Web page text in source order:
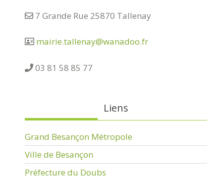
7 Grande Rue 25870 Tallenay
mairie.tallenay@wanadoo.fr
03 81 58 85 77
Liens
Grand Besançon Métropole
Ville de Besançon
Préfecture du Doubs